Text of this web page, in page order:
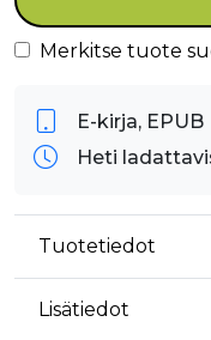
Merkitse tuote
E-kirja, EPUB
Heti
Tuotetiedot
Lisätiedot